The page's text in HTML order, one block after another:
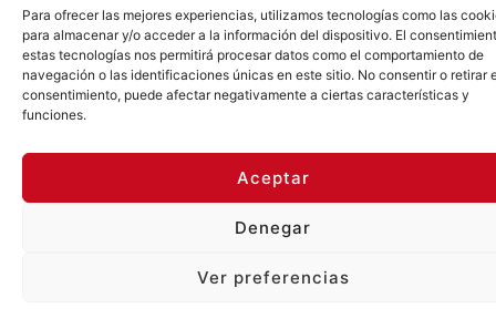
Para ofrecer las mejores experiencias, utilizamos tecnologías como las
para almacenar y/o acceder a la información del dispositivo. El
estas tecnologías nos permitirá procesar datos como el comportamiento de
navegación o las identificaciones únicas en este sitio. No consentir o retirar
consentimiento, puede afectar negativamente a ciertas características y
funciones.
Aceptar
Denegar
Ver preferencias
CABEZARRUBIA
Información Legal Política
de Cookies